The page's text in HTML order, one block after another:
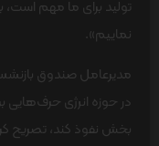
تولید برای ما مهم است،
نماییم».
مدیرعامل صندوق
در حوزه انرژی
بخش نفوذ کند، تصریح